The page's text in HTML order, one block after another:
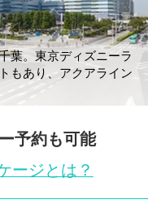
葉。東京ディズニーラ
もあり、アクアライン
予約も可能
ージとは？